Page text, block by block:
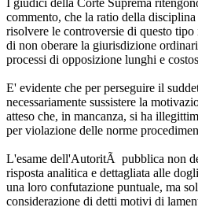
I giudici della Corte Suprema
commento, che la ratio della
risolvere le controversie di questo
di non oberare la giurisdizione
processi di opposizione lunghi e
E' evidente che per perseguire il
necessariamente sussistere la
atteso che, in mancanza, si ha
per violazione delle norme
L'esame dell'AutoritÃ pubblica non
risposta analitica e dettagliata alle
una loro confutazione puntuale, ma
considerazione di detti motivi di